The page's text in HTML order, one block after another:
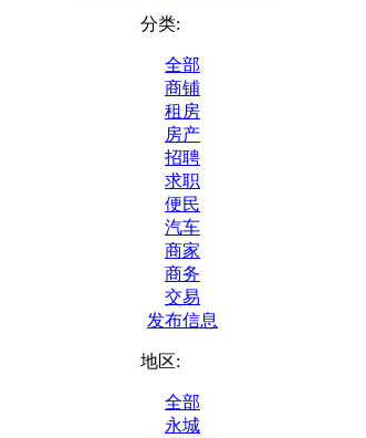
分类:
全部
商铺
租房
房产
招聘
求职
便民
汽车
商家
商务
交易
发布信息
地区:
全部
永城